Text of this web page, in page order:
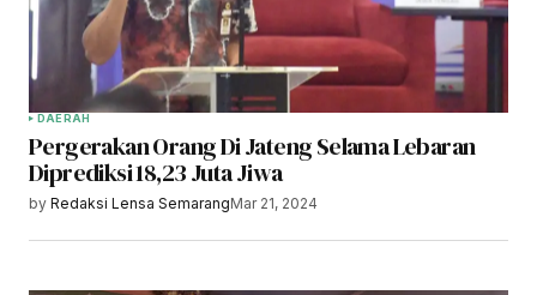
DAERAH
Pergerakan Orang Di Jateng Selama Lebaran
Diprediksi 18,23 Juta Jiwa
by Redaksi Lensa SemarangMar 21, 2024